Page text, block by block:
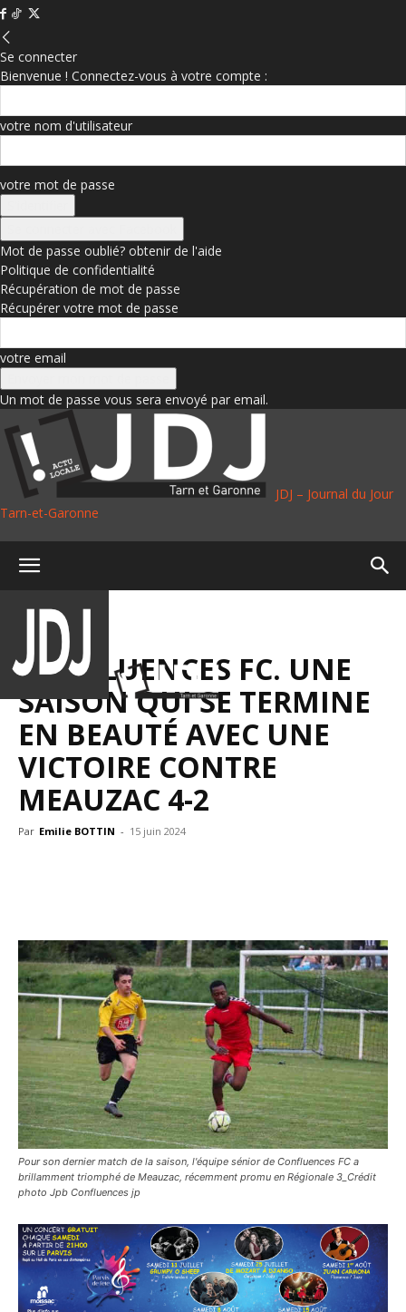
Se connecter
Bienvenue ! Connectez-vous à votre compte :
votre nom d'utilisateur
votre mot de passe
Mot de passe oublié? obtenir de l'aide
Politique de confidentialité
Récupération de mot de passe
Récupérer votre mot de passe
votre email
Un mot de passe vous sera envoyé par email.
JDJ – Journal du Jour
Tarn-et-Garonne
Accueil Sport
CONFLUENCES FC. UNE
SAISON QUI SE TERMINE
EN BEAUTÉ AVEC UNE
VICTOIRE CONTRE
MEAUZAC 4-2
Par Emilie BOTTIN - 15 juin 2024
Pour son dernier match de la saison, l'équipe sénior de Confluences FC a
brillamment triomphé de Meauzac, récemment promu en Régionale 3_Crédit
photo Jpb Confluences jp